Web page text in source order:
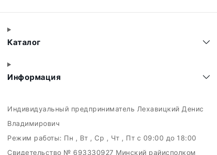
Каталог
Информация
Индивидуальный предприниматель Лехавицкий Денис
Владимирович
Режим работы: Пн , Вт , Ср , Чт , Пт c 09:00 до 18:00
Свидетельство № 693330927 Минский райисполком